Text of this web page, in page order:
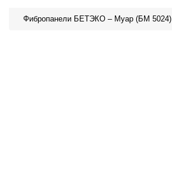
Фибропанели БЕТЭКО – Муар (БМ 5024)